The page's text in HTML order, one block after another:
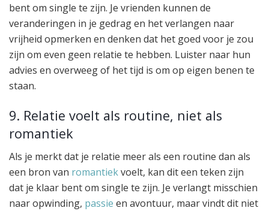
bent om single te zijn. Je vrienden kunnen de
veranderingen in je gedrag en het verlangen naar
vrijheid opmerken en denken dat het goed voor je zou
zijn om even geen relatie te hebben. Luister naar hun
advies en overweeg of het tijd is om op eigen benen te
staan.
9. Relatie voelt als routine, niet als
romantiek
Als je merkt dat je relatie meer als een routine dan als
een bron van romantiekvoelt, kan dit een teken zijn
dat je klaar bent om single te zijn. Je verlangt misschien
naar opwinding, passie en avontuur, maar vindt dit niet